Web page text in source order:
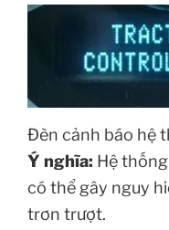
Đèn cảnh báo hệ
Ý nghĩa: Hệ
có thể gây nguy
trơn trượt.